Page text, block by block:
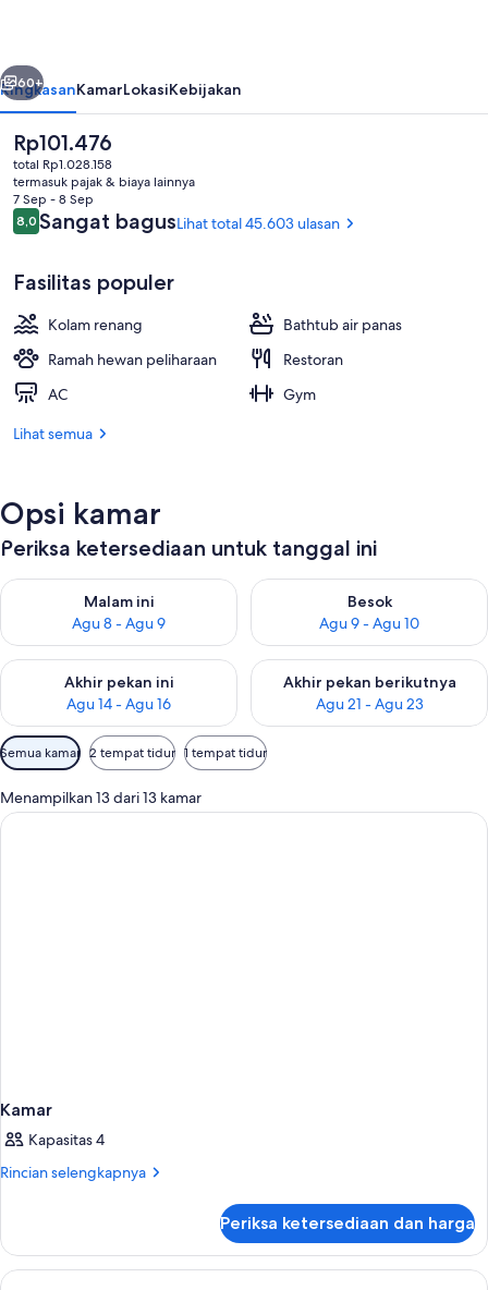
7 bar/lounge, bar tepi kolam renang
Berikutnya
60+
RingkasanKamarLokasiKebijakan
Harga
saat
ini
Rp101.476
Rp101.476
total Rp1.028.158
termasuk pajak & biaya lainnya
7 Sep - 8 Sep
Ulasan
8,08,0 dari 10
Sangat bagusLihat total 45.603 ulasan
Fasilitas populer
Kolam renang
Bathtub air panas
Ramah hewan peliharaan
Restoran
AC
Gym
Lihat semua
Opsi kamar
Periksa ketersediaan untuk tanggal ini
Malam ini
Agu 8 - Agu 9
Periksa ketersediaan untuk malam ini Agu 8 - Agu 9
Besok
Agu 9 - Agu 10
Periksa ketersediaan untuk
Akhir pekan ini
Agu 14 - Agu 16
Periksa ketersediaan untuk akhir pekan ini Agu 14 - Agu 16
Akhir pekan berikutnya
Agu 21 - Agu 23
Periksa ketersediaan untuk
Filter
tersedia
untuk
kamar
Semua kamar 2 tempat tidur 1 tempat tidur
Menampilkan 13 dari 13 kamar
Kamar
Kapasitas 4
Rincian selengkapnya
Rincian
Kamar
Periksa ketersediaan dan harga